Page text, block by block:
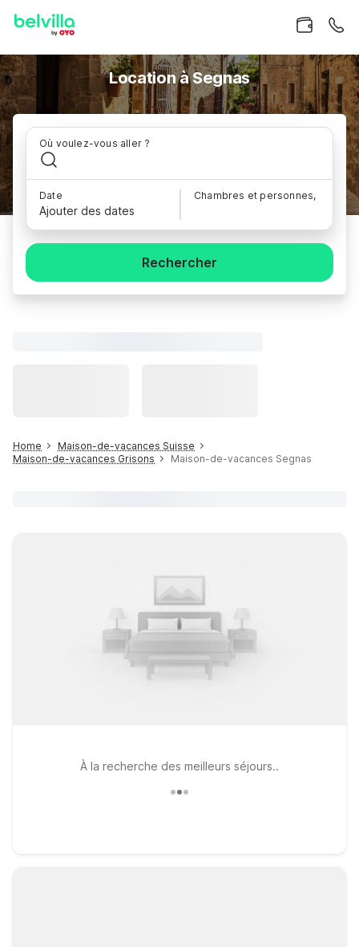
Location à Segnas
Où voulez-vous aller ?
Date
Ajouter des dates
Chambres et personnes,
Rechercher
Home
Maison-de-vacances Suisse
Maison-de-vacances Grisons
Maison-de-vacances Segnas
À la recherche des meilleurs séjours..